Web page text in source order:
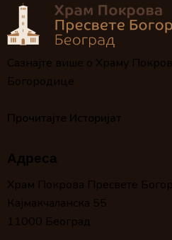
Сазнајте више о Храму
Богородице
Прочитајте Историјат
Адреса
Храм Покрова Пресвете
Кајмакчаланска 55
11000 Београд